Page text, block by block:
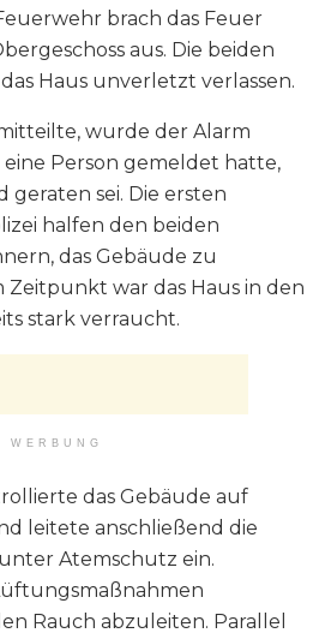
brach das Feuer
aus. Die beiden
Haus unverletzt verlassen.
wurde der Alarm
Person gemeldet hatte,
geraten sei. Die ersten
halfen den beiden
das Gebäude zu
Zeitpunkt war das Haus in den
stark verraucht.
WERBUNG
das Gebäude auf
leitete anschließend die
Atemschutz ein.
Rauch abzuleiten. Parallel